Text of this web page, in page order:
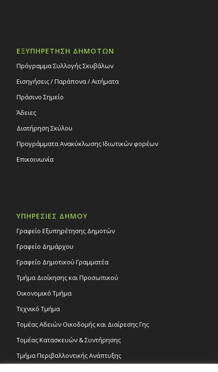
ΕΞΥΠΗΡΕΤΗΣΗ ΔΗΜΟΤΩΝ
Πρόγραμμα Συλλογής Σκυβάλων
Εισηγήσεις / Παράπονα / Αιτήματα
Πράσινο Σημείο
Άδειες
Διατήρηση Σκύλου
Προγράμματα Ανακύκλωσης Ιδιωτικών φορέων
Επικοινωνία
ΥΠΗΡΕΣΙΕΣ ΔΗΜΟΥ
Γραφείο Εξυπηρέτησης Δημοτών
Γραφείο Δημάρχου
Γραφείο Δημοτικού Γραμματέα
Τμήμα Διοίκησης και Προσωπικού
Οικονομικό Τμήμα
Τεχνικό Τμήμα
Τομέας Αδειών Οικοδομής και Διαίρεσης Γης
Τομέας Κατασκευών & Συντήρησης
Τμήμα Περιβαλλοντικής Ανάπτυξης